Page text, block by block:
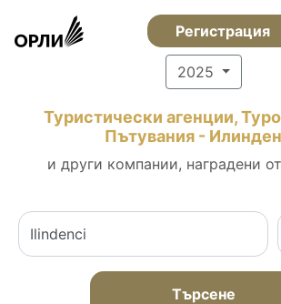
Регистрация
2025
Туристически агенции,
Пътувания -
и други компании, наградени
Търсене